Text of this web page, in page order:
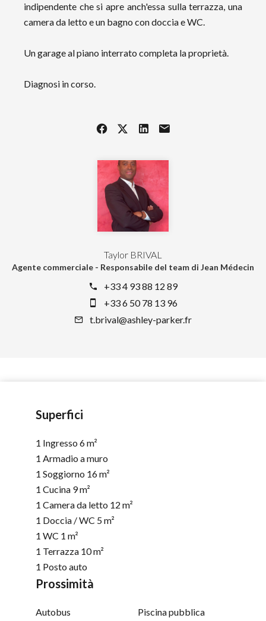
Taylor BRIVAL
Agente commerciale - Responsabile del team di Jean Médecin
+33 4 93 88 12 89
+33 6 50 78 13 96
t.brival@ashley-parker.fr
indipendente che si apre anch'essa sulla terrazza, una
camera da letto e un bagno con doccia e WC.
Un garage al piano interrato completa la proprietà.
Diagnosi in corso.
Superfici
1 Ingresso 6 m²
1 Armadio a muro
1 Soggiorno 16 m²
1 Cucina 9 m²
1 Camera da letto 12 m²
1 Doccia / WC 5 m²
1 WC 1 m²
1 Terrazza 10 m²
1 Posto auto
Prossimità
Autobus
Piscina pubblica